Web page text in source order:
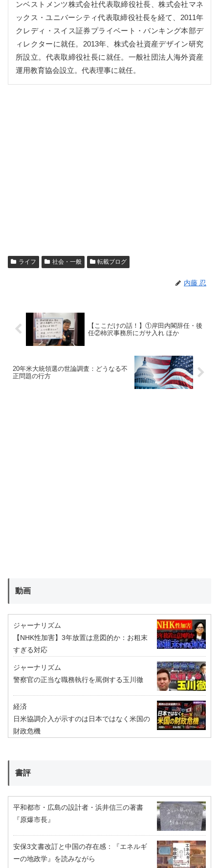
ンベストメンツ株式会社代表取締役社長、株式会社マネ
ックス・ユニバーシティ代表取締役社長を経て、2011年
クレディ・スイス証券プライベート・バンキング本部デ
ィレクターに就任。2013年、株式会社資産デザイン研究
所設立。代表取締役社長に就任。一般社団法人海外資産
運用教育協会設立。代表理事に就任。
ライフ 社会・一般 転載ブログ
内藤 忍
【ここだけの話！】①岸田内閣辞任・後
任②柿沢事務所にガサ入れ ほか
20年米大統領選の世論調査：どうなる不
正問題の行方
動画
ジャーナリズム
【NHK性加害】3年放置は意図的か：お粗末
すぎる対応
ジャーナリズム
警察官の正当な職務執行を罵倒する玉川徹
経済
日米協調介入が示すのは日本ではなく米国の
財政危機
書評
平和都市・広島の設計者・浜井信三の著書
『原爆市長』
安保3文書改訂と中国の存在感：『エネルギ
ーの地政学』を読みながら